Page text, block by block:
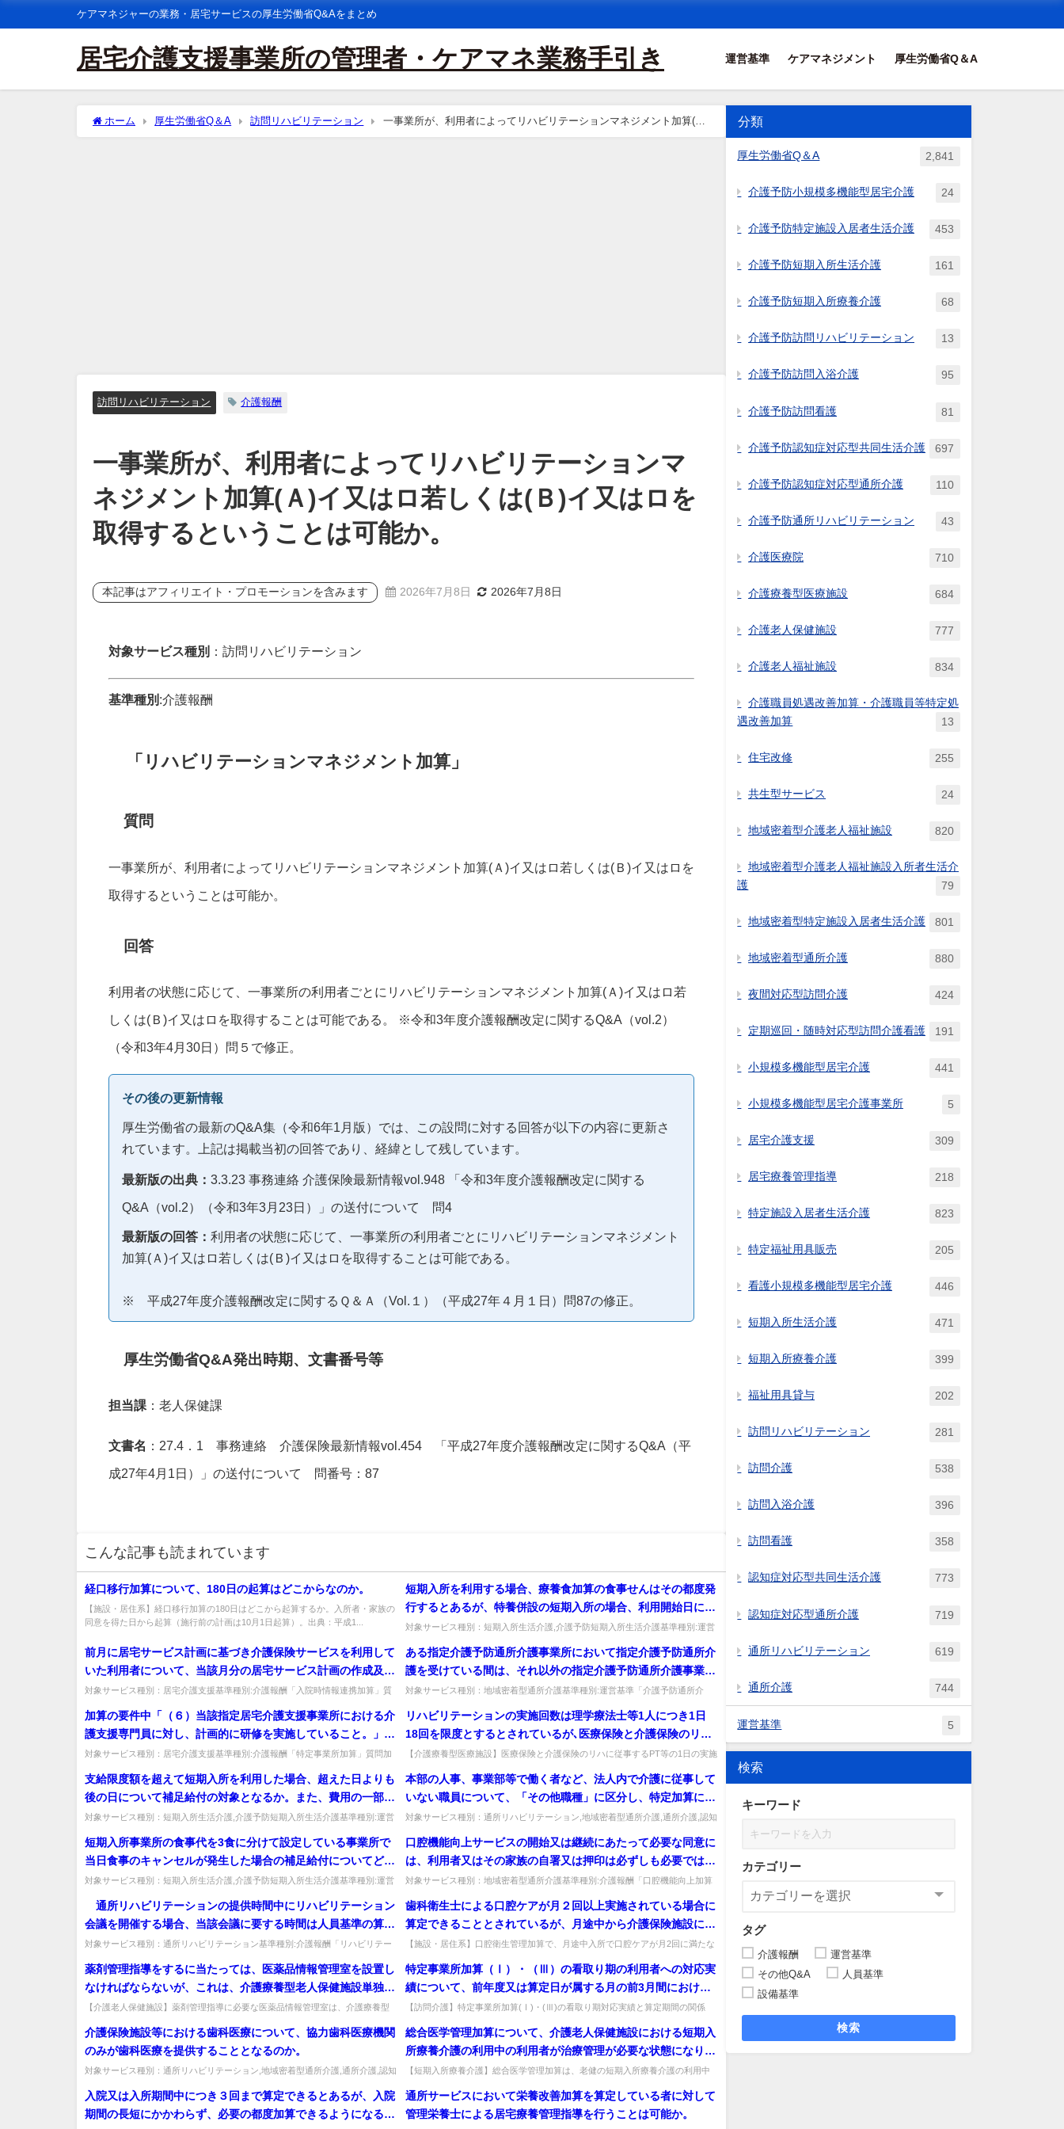
ケアマネジャーの業務・居宅サービスの厚生労働省Q&Aをまとめ
居宅介護支援事業所の管理者・ケアマネ業務手引き 運営基準 ケアマネジメント 厚生労働省Q＆A
ホーム 厚生労働省Q＆A 訪問リハビリテーション
一事業所が、利用者によってリハビリテーションマネジメント加算(Ａ)
イ又はロ若しくは(Ｂ)イ又はロを取得するということは可能か。
訪問リハビリテーション 介護報酬
一事業所が、利用者によってリハビリテーションマ
ネジメント加算(Ａ)イ又はロ若しくは(Ｂ)イ又はロを
取得するということは可能か。
本記事はアフィリエイト・プロモーションを含みます 2026年7月8日 2026年7月8日
対象サービス種別 ：訪問リハビリテーション
基準種別 :介護報酬
「リハビリテーションマネジメント加算」
質問
一事業所が、利用者によってリハビリテーションマネジメント加算(Ａ)イ又はロ若しくは(Ｂ)イ又はロを
取得するということは可能か。
回答
利用者の状態に応じて、一事業所の利用者ごとにリハビリテーションマネジメント加算(Ａ)イ又はロ若
しくは(Ｂ)イ又はロを取得することは可能である。 ※令和3年度介護報酬改定に関するQ&A（vol.2）
（令和3年4月30日）問５で修正。
その後の更新情報
厚生労働省の最新のQ&A集（令和6年1月版）では、この設問に対する回答が以下の内容に更新さ
れています。上記は掲載当初の回答であり、経緯として残しています。
最新版の出典： 3.3.23 事務連絡 介護保険最新情報vol.948 「令和3年度介護報酬改定に関する
Q&A（vol.2）（令和3年3月23日）」の送付について 問4
最新版の回答： 利用者の状態に応じて、一事業所の利用者ごとにリハビリテーションマネジメント
加算(Ａ)イ又はロ若しくは(Ｂ)イ又はロを取得することは可能である。
※ 平成27年度介護報酬改定に関するＱ＆Ａ（Vol.１）（平成27年４月１日）問87の修正。
厚生労働省Q&A発出時期、文書番号等
担当課 ：老人保健課
文書名 ：27.4．1 事務連絡 介護保険最新情報vol.454 「平成27年度介護報酬改定に関するQ&A（平
成27年4月1日）」の送付について 問番号：87
こんな記事も読まれています
経口移行加算について、180日の起算はどこからなのか。
【施設・居住系】経口移行加算の180日はどこから起算するか。入所者・家族の
同意を得た日から起算（施行前の計画は10月1日起算）。出典：平成1...
短期入所を利用する場合、療養食加算の食事せんはその都度発
行するとあるが、特養併設の短期入所の場合、利用開始日に配
置医師がおらず、在宅の主治医に発行を依頼するケースが多く
なると思われる。こうした場合には、その都度、利用者が主治
医から食事せんの交付を受け短期入所事業所が主治医に交付を
依頼するのか。
対象サービス種別：短期入所生活介護,介護予防短期入所生活介護基準種別:運営
前月に居宅サービス計画に基づき介護保険サービスを利用して
いた利用者について、当該月分の居宅サービス計画の作成及び
介護保険サービスの利用がなされていない状況で、病院又は診
療所の職員に対して当該利用者に係る必要な情報を提供した場
合における入院時情報連携加算算定の取扱いについて具体的に
示されたい。
対象サービス種別：居宅介護支援基準種別:介護報酬「入院時情報連携加算」質
ある指定介護予防通所介護事業所において指定介護予防通所介
護を受けている間は、それ以外の指定介護予防通所介護事業所
が指定介護予防通所介護を行った場合に、介護予防通所介護費
を算定しないとあるが、その趣旨如何。
対象サービス種別：地域密着型通所介護基準種別:運営基準「介護予防通所介
加算の要件中「（６）当該指定居宅介護支援事業所における介
護支援専門員に対し、計画的に研修を実施していること。」と
あり、「毎年度少なくとも次年度が始まるまでに次年度の計画
を定めなければならない」とあるが、各年４月に算定するにあ
たり、事業所は報酬算定にかかる届出までに研修計画を定めれ
対象サービス種別：居宅介護支援基準種別:介護報酬「特定事業所加算」質問加
リハビリテーションの実施回数は理学療法士等1人につき1日
18回を限度とするとされているが､医療保険と介護保険のリハ
ビリテーションに従事する理学療法士等が1日に実施できる患
者（利用者）数の限度について
【介護療養型医療施設】医療保険と介護保険のリハに従事するPT等の1日の実施
支給限度額を超えて短期入所を利用した場合、超えた日よりも
後の日について補足給付の対象となるか。また、費用の一部に
ついて支給限度額内に収まる場合には、その超えた日は対象と
なるのか。
対象サービス種別：短期入所生活介護,介護予防短期入所生活介護基準種別:運営
本部の人事、事業部等で働く者など、法人内で介護に従事して
いない職員について、「その他職種」に区分し、特定加算によ
る処遇改善の対象とすることは可能か。
対象サービス種別：通所リハビリテーション,地域密着型通所介護,通所介護,認知
短期入所事業所の食事代を3食に分けて設定している事業所で
当日食事のキャンセルが発生した場合の補足給付についてどの
ように取り扱うべきか。 (例）食事代設定…朝食300円、昼食
400円、夕食500円で、利用者負担第3段階の利用者が、朝食と
昼食の提供を受けた場合、650円が自己負担、50円が補足給付
されることとなるが、本人都合により昼食を摂取しなかった場
合。
対象サービス種別：短期入所生活介護,介護予防短期入所生活介護基準種別:運営
口腔機能向上サービスの開始又は継続にあたって必要な同意に
は、利用者又はその家族の自署又は押印は必ずしも必要ではな
いと考えるが如何。
対象サービス種別：地域密着型通所介護基準種別:介護報酬「口腔機能向上加算
通所リハビリテーションの提供時間中にリハビリテーション
会議を開催する場合、当該会議に要する時間は人員基準の算定
に含めてよいか。 また、リハビリテーション会議を事業所以
外の場所で開催する場合も人員基準の算定に含めてよいか。
対象サービス種別：通所リハビリテーション基準種別:介護報酬「リハビリテー
歯科衛生士による口腔ケアが月２回以上実施されている場合に
算定できることとされているが、月途中から介護保険施設に入
所した者について、入所月は月２回に満たない場合であっても
算定できるのか。
【施設・居住系】口腔衛生管理加算で、月途中入所で口腔ケアが月2回に満たな
薬剤管理指導をするに当たっては、医薬品情報管理室を設置し
なければならないが、これは、介護療養型老人保健施設単独で
有しなければならないか。
【介護老人保健施設】薬剤管理指導に必要な医薬品情報管理室は、介護療養型
特定事業所加算（Ⅰ）・（Ⅲ）の看取り期の利用者への対応実
績について、前年度又は算定日が属する月の前3月間における
実績と算定期間の具体的な関係性如何。
【訪問介護】特定事業所加算(Ⅰ)・(Ⅲ)の看取り期対応実績と算定期間の関係
介護保険施設等における歯科医療について、協力歯科医療機関
のみが歯科医療を提供することとなるのか。
対象サービス種別：通所リハビリテーション,地域密着型通所介護,通所介護,認知
総合医学管理加算について、介護老人保健施設における短期入
所療養介護の利用中の利用者が治療管理が必要な状態になり、
治療管理を行った場合には算定可能か。
【短期入所療養介護】総合医学管理加算は、老健の短期入所療養介護の利用中
入院又は入所期間中につき３回まで算定できるとあるが、入院
期間の長短にかかわらず、必要の都度加算できるようになるの
通所サービスにおいて栄養改善加算を算定している者に対して
管理栄養士による居宅療養管理指導を行うことは可能か。
分類
厚生労働省Q＆A 2,841
介護予防小規模多機能型居宅介護 24
介護予防特定施設入居者生活介護 453
介護予防短期入所生活介護 161
介護予防短期入所療養介護 68
介護予防訪問リハビリテーション 13
介護予防訪問入浴介護 95
介護予防訪問看護 81
介護予防認知症対応型共同生活介護 697
介護予防認知症対応型通所介護 110
介護予防通所リハビリテーション 43
介護医療院 710
介護療養型医療施設 684
介護老人保健施設 777
介護老人福祉施設 834
介護職員処遇改善加算・介護職員等特定処
遇改善加算
13
住宅改修 255
共生型サービス 24
地域密着型介護老人福祉施設 820
地域密着型介護老人福祉施設入所者生活介
護
79
地域密着型特定施設入居者生活介護 801
地域密着型通所介護 880
夜間対応型訪問介護 424
定期巡回・随時対応型訪問介護看護 191
小規模多機能型居宅介護 441
小規模多機能型居宅介護事業所 5
居宅介護支援 309
居宅療養管理指導 218
特定施設入居者生活介護 823
特定福祉用具販売 205
看護小規模多機能型居宅介護 446
短期入所生活介護 471
短期入所療養介護 399
福祉用具貸与 202
訪問リハビリテーション 281
訪問介護 538
訪問入浴介護 396
訪問看護 358
認知症対応型共同生活介護 773
認知症対応型通所介護 719
通所リハビリテーション 619
通所介護 744
運営基準 5
検索
キーワード
カテゴリー
タグ
介護報酬
運営基準
その他Q&A
人員基準
設備基準
検索